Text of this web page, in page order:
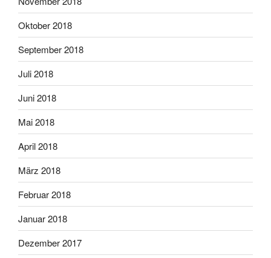
Oktober 2018
September 2018
Juli 2018
Juni 2018
Mai 2018
April 2018
März 2018
Februar 2018
Januar 2018
Dezember 2017